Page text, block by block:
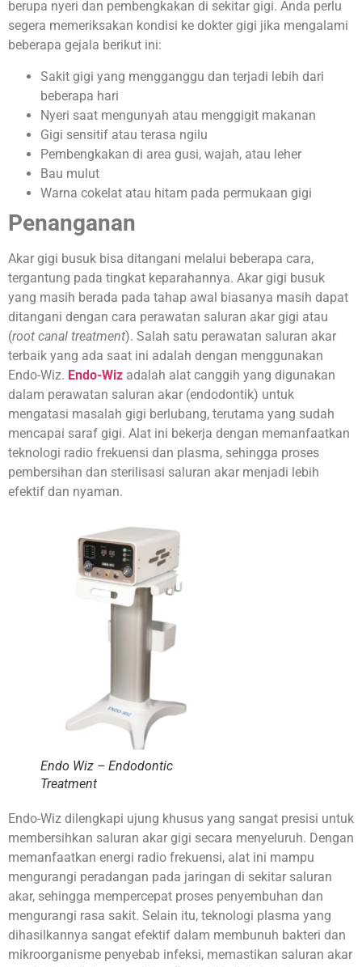
berupa nyeri dan pembengkakan di sekitar gigi. Anda perlu
segera memeriksakan kondisi ke dokter gigi jika mengalami
beberapa gejala berikut ini:
Sakit gigi yang mengganggu dan terjadi lebih dari
beberapa hari
Nyeri saat mengunyah atau menggigit makanan
Gigi sensitif atau terasa ngilu
Pembengkakan di area gusi, wajah, atau leher
Bau mulut
Warna cokelat atau hitam pada permukaan gigi
Penanganan
Akar gigi busuk bisa ditangani melalui beberapa cara,
tergantung pada tingkat keparahannya. Akar gigi busuk
yang masih berada pada tahap awal biasanya masih dapat
ditangani dengan cara perawatan saluran akar gigi atau
(root canal treatment). Salah satu perawatan saluran akar
terbaik yang ada saat ini adalah dengan menggunakan
Endo-Wiz. Endo-Wiz adalah alat canggih yang digunakan
dalam perawatan saluran akar (endodontik) untuk
mengatasi masalah gigi berlubang, terutama yang sudah
mencapai saraf gigi. Alat ini bekerja dengan memanfaatkan
teknologi radio frekuensi dan plasma, sehingga proses
pembersihan dan sterilisasi saluran akar menjadi lebih
efektif dan nyaman.
Endo Wiz – Endodontic
Treatment
Endo-Wiz dilengkapi ujung khusus yang sangat presisi untuk
membersihkan saluran akar gigi secara menyeluruh. Dengan
memanfaatkan energi radio frekuensi, alat ini mampu
mengurangi peradangan pada jaringan di sekitar saluran
akar, sehingga mempercepat proses penyembuhan dan
mengurangi rasa sakit. Selain itu, teknologi plasma yang
dihasilkannya sangat efektif dalam membunuh bakteri dan
mikroorganisme penyebab infeksi, memastikan saluran akar